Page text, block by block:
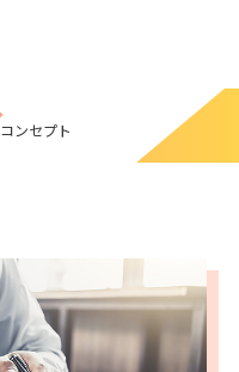
コンセプト